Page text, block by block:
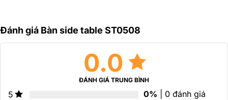
5
sao
Đánh giá Bàn side table ST0508
0.0
ĐÁNH GIÁ TRUNG BÌNH
5 0% | 0 đánh giá